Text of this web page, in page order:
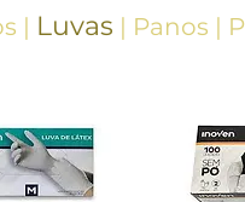
| Luvas | Panos |